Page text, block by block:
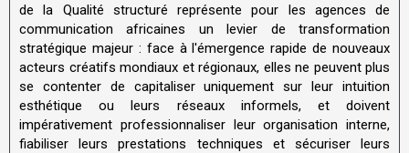
de la Qualité structuré représente pour les agences de
communication africaines un levier de transformation
stratégique majeur : face à l'émergence rapide de nouveaux
acteurs créatifs mondiaux et régionaux, elles ne peuvent plus
se contenter de capitaliser uniquement sur leur intuition
esthétique ou leurs réseaux informels, et doivent
impérativement professionnaliser leur organisation interne,
fiabiliser leurs prestations techniques et sécuriser leurs